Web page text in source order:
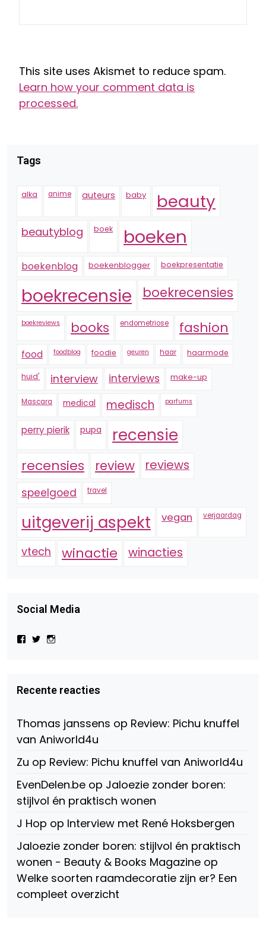
This site uses Akismet to reduce spam.
Learn how your comment data is
processed.
Tags
alka anime auteurs baby beauty
beautyblog boek boeken
boekenblog boekenblogger boekpresentatie
boekrecensie boekrecensies
boekreviews books endometriose fashion
food foodblog foodie geuren haar haarmode
huid' interview interviews make-up
Mascara medical medisch parfums
perry pierik pupa recensie
recensies review reviews
speelgoed travel
uitgeverij aspekt vegan verjaardag
vtech winactie winacties
Social Media
Bekijk
Beauty-
147775071915783/?
Facebook
Bekijk
op
Twitter
op
Instagram
Recente reacties
Thomas janssens op Review: Pichu knuffel
van Aniworld4u
Zu op Review: Pichu knuffel van Aniworld4u
EvenDelen.be op Jaloezie zonder boren:
stijlvol én praktisch wonen
J Hop op Interview met René Hoksbergen
Jaloezie zonder boren: stijlvol én praktisch
wonen - Beauty & Books Magazine op
Welke soorten raamdecoratie zijn er? Een
compleet overzicht